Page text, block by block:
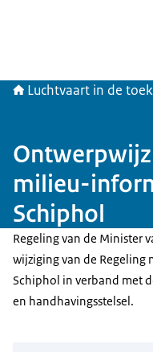
Luchtvaart in de
milieu-
Schiphol
Regeling van de Minister
wijziging van de
Schiphol in verband met
en handhavingsstelsel.